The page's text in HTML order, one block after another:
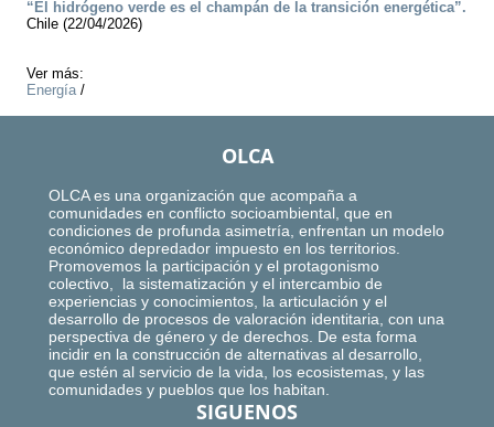
“El hidrógeno verde es el champán de la transición energética”.
Chile (22/04/2026)
Ver más:
Energía/
OLCA
OLCA es una organización que acompaña a
comunidades en conflicto socioambiental, que en
condiciones de profunda asimetría, enfrentan un modelo
económico depredador impuesto en los territorios.
Promovemos la participación y el protagonismo
colectivo, la sistematización y el intercambio de
experiencias y conocimientos, la articulación y el
desarrollo de procesos de valoración identitaria, con una
perspectiva de género y de derechos. De esta forma
incidir en la construcción de alternativas al desarrollo,
que estén al servicio de la vida, los ecosistemas, y las
comunidades y pueblos que los habitan.
SIGUENOS